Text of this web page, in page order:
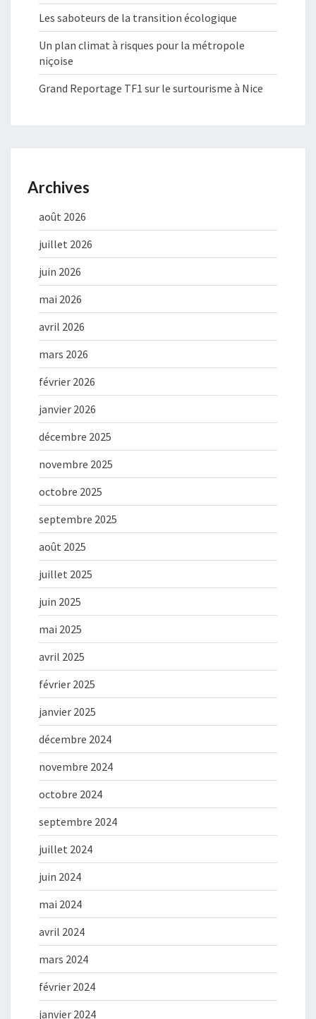
Les saboteurs de la transition écologique
Un plan climat à risques pour la métropole
niçoise
Grand Reportage TF1 sur le surtourisme à Nice
Archives
août 2026
juillet 2026
juin 2026
mai 2026
avril 2026
mars 2026
février 2026
janvier 2026
décembre 2025
novembre 2025
octobre 2025
septembre 2025
août 2025
juillet 2025
juin 2025
mai 2025
avril 2025
février 2025
janvier 2025
décembre 2024
novembre 2024
octobre 2024
septembre 2024
juillet 2024
juin 2024
mai 2024
avril 2024
mars 2024
février 2024
janvier 2024